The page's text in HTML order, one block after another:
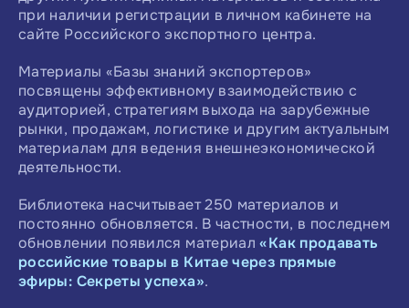
при наличии регистрации в личном кабинете на
сайте Российского экспортного центра.
Материалы «Базы знаний экспортеров»
посвящены эффективному взаимодействию с
аудиторией, стратегиям выхода на зарубежные
рынки, продажам, логистике и другим актуальным
материалам для ведения внешнеэкономической
деятельности.
Библиотека насчитывает 250 материалов и
постоянно обновляется. В частности, в последнем
обновлении появился материал«Как продавать
российские товары в Китае через прямые
эфиры: Секреты успеха».